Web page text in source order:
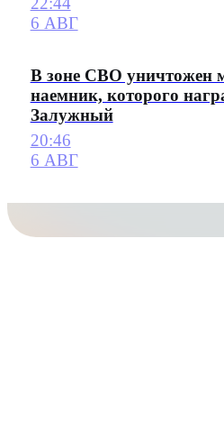
6 АВГ
В зоне СВО уничтожен
наемник, которого
Залужный
20:46
6 АВГ